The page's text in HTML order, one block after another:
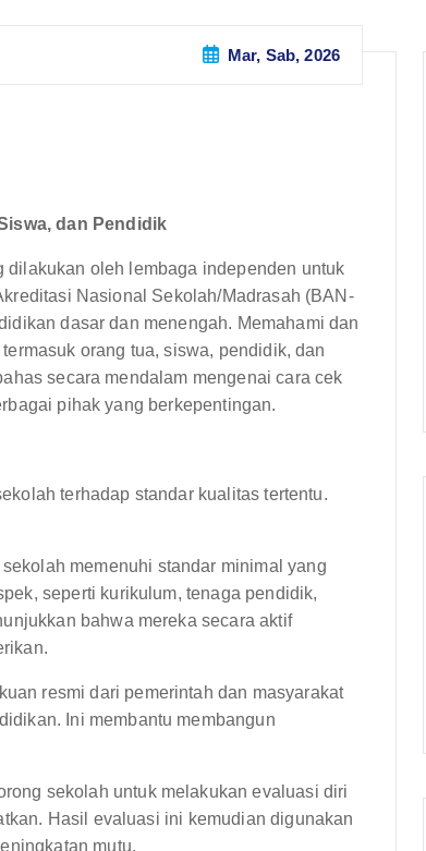
Mar, Sab, 2026
dan Pendidik
oleh lembaga independen untuk
Nasional Sekolah/Madrasah (BAN-
dasar dan menengah. Memahami dan
orang tua, siswa, pendidik, dan
secara mendalam mengenai cara cek
pihak yang berkepentingan.
terhadap standar kualitas tertentu.
memenuhi standar minimal yang
seperti kurikulum, tenaga pendidik,
bahwa mereka secara aktif
resmi dari pemerintah dan masyarakat
Ini membantu membangun
sekolah untuk melakukan evaluasi diri
Hasil evaluasi ini kemudian digunakan
mutu.